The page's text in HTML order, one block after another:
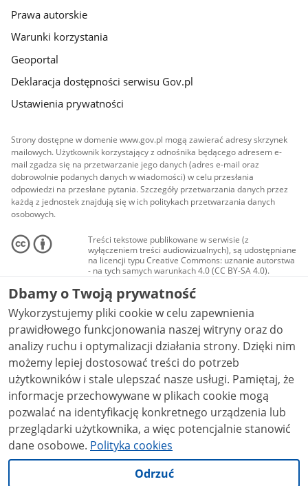
Prawa autorskie
Warunki korzystania
Geoportal
Deklaracja dostępności serwisu Gov.pl
Ustawienia prywatności
Strony dostępne w domenie www.gov.pl mogą zawierać adresy skrzynek
mailowych. Użytkownik korzystający z odnośnika będącego adresem e-
mail zgadza się na przetwarzanie jego danych (adres e-mail oraz
dobrowolnie podanych danych w wiadomości) w celu przesłania
odpowiedzi na przesłane pytania. Szczegóły przetwarzania danych przez
każdą z jednostek znajdują się w ich politykach przetwarzania danych
osobowych.
Treści tekstowe publikowane w serwisie (z
wyłączeniem treści audiowizualnych), są udostępniane
na licencji typu Creative Commons: uznanie autorstwa
- na tych samych warunkach 4.0 (CC BY-SA 4.0).
Materiały audiowizualne, w tym zdjęcia, materiały
audio i wideo, są udostępniane na licencji typu
Creative Commons: uznanie autorstwa użycie
niekomercyjne - bez utworów zależnych 4.0 (CC BY-
NC-ND 4.0), o ile nie jest to stwierdzone inaczej.
Dbamy o Twoją prywatność
Wykorzystujemy pliki cookie w celu zapewnienia
prawidłowego funkcjonowania naszej witryny oraz do
analizy ruchu i optymalizacji działania strony. Dzięki nim
możemy lepiej dostosować treści do potrzeb
użytkowników i stale ulepszać nasze usługi. Pamiętaj, że
informacje przechowywane w plikach cookie mogą
pozwalać na identyfikację konkretnego urządzenia lub
przeglądarki użytkownika, a więc potencjalnie stanowić
dane osobowe. Polityka cookies
Odrzuć